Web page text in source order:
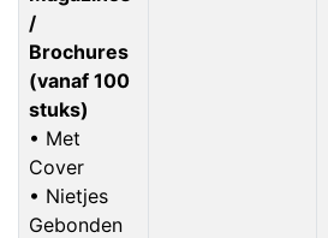
/
Brochures
(vanaf 100
stuks)
• Met
Cover
• Nietjes
Gebonden